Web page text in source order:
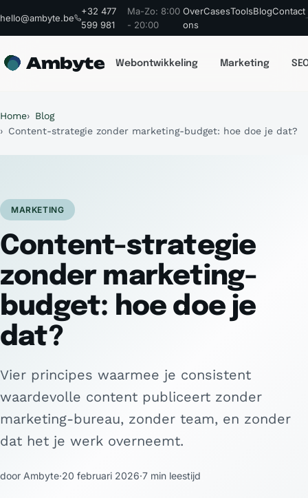
hello@ambyte.be
+32 477
599 981
Ma-Zo: 8:00
- 20:00
Over
ons
CasesToolsBlogContact
Ambyte Webontwikkeling Marketing
Home
Blog
Content-strategie zonder marketing-budget: hoe doe je dat?
MARKETING
Content-strategie
zonder marketing-
budget: hoe doe je
dat?
Vier principes waarmee je consistent
waardevolle content publiceert zonder
marketing-bureau, zonder team, en zonder
dat het je werk overneemt.
door Ambyte·20 februari 2026·7 min leestijd